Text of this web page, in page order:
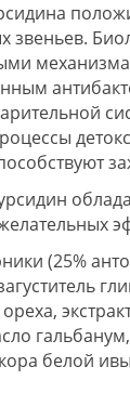
звеньев.
(25%
белой